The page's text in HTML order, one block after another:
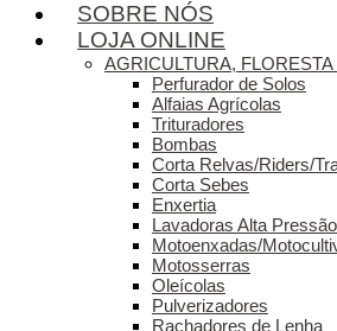
SOBRE NÓS
LOJA ONLINE
AGRICULTURA,
Perfurador de Solos
Alfaias Agrícolas
Trituradores
Bombas
Corta Relvas/Riders/
Corta Sebes
Enxertia
Lavadoras Alta Pressão
Motoenxadas/
Motosserras
Oleícolas
Pulverizadores
Rachadores de Lenha